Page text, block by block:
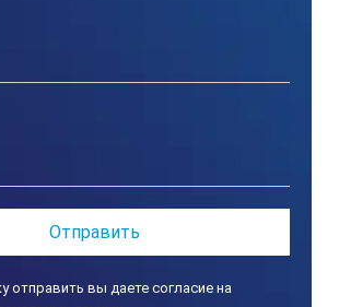
способа
неровностей
отправить вы даете согласие на